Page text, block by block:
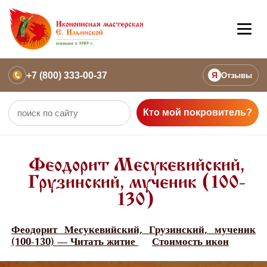
+7 (800) 333-00-37 Я Отзывы
Кто мой покровитель?
Феодорит Месукевийский,
Грузинский, мученик (100-
130)
Феодорит Месукевийский, Грузинский, мученик
(100-130) — Читать житие
Стоимость икон